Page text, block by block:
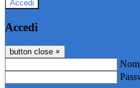
Accedi
Accedi
button close ×